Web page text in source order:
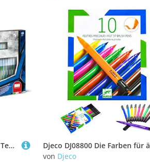
Multiprint 36 Filzstifte und Textmarker, mehrfarbig (8009233578739)
von Djeco